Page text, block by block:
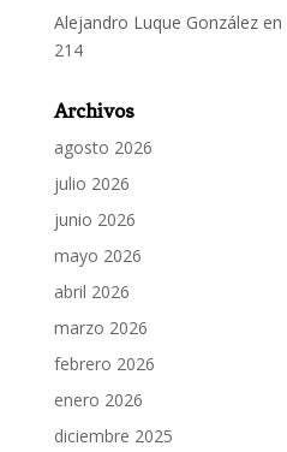
Alejandro Luque Gonzálezen
214
Archivos
agosto 2026
julio 2026
junio 2026
mayo 2026
abril 2026
marzo 2026
febrero 2026
enero 2026
diciembre 2025